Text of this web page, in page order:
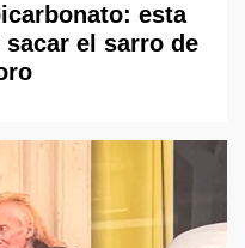
esta
sacar el sarro de